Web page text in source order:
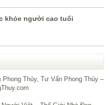
khỏe người cao tuổi